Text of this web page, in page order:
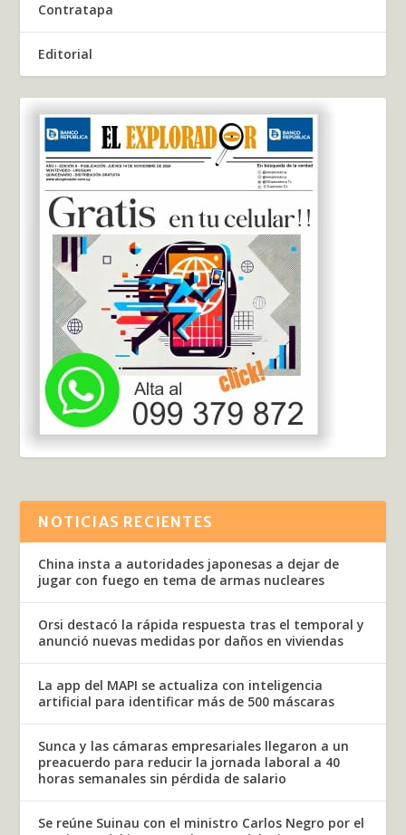
Contratapa
Editorial
NOTICIAS RECIENTES
China insta a autoridades japonesas a dejar de
jugar con fuego en tema de armas nucleares
Orsi destacó la rápida respuesta tras el temporal y
anunció nuevas medidas por daños en viviendas
La app del MAPI se actualiza con inteligencia
artificial para identificar más de 500 máscaras
Sunca y las cámaras empresariales llegaron a un
preacuerdo para reducir la jornada laboral a 40
horas semanales sin pérdida de salario
Se reúne Suinau con el ministro Carlos Negro por el